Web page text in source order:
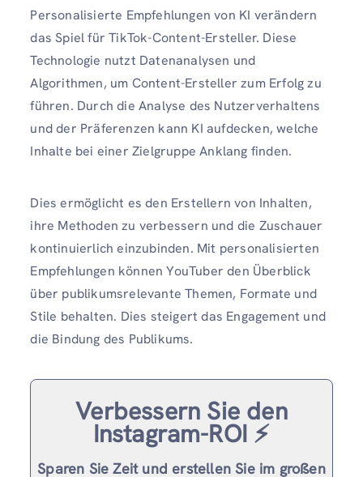
Personalisierte Empfehlungen von KI verändern
das Spiel für TikTok-Content-Ersteller. Diese
Technologie nutzt Datenanalysen und
Algorithmen, um Content-Ersteller zum Erfolg zu
führen. Durch die Analyse des Nutzerverhaltens
und der Präferenzen kann KI aufdecken, welche
Inhalte bei einer Zielgruppe Anklang finden.
Dies ermöglicht es den Erstellern von Inhalten,
ihre Methoden zu verbessern und die Zuschauer
kontinuierlich einzubinden. Mit personalisierten
Empfehlungen können YouTuber den Überblick
über publikumsrelevante Themen, Formate und
Stile behalten. Dies steigert das Engagement und
die Bindung des Publikums.
Verbessern Sie den
Instagram-ROI ⚡️
Sparen Sie Zeit und erstellen Sie im großen